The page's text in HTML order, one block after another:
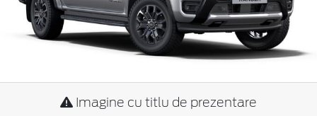
Imagine cu titlu de prezentare